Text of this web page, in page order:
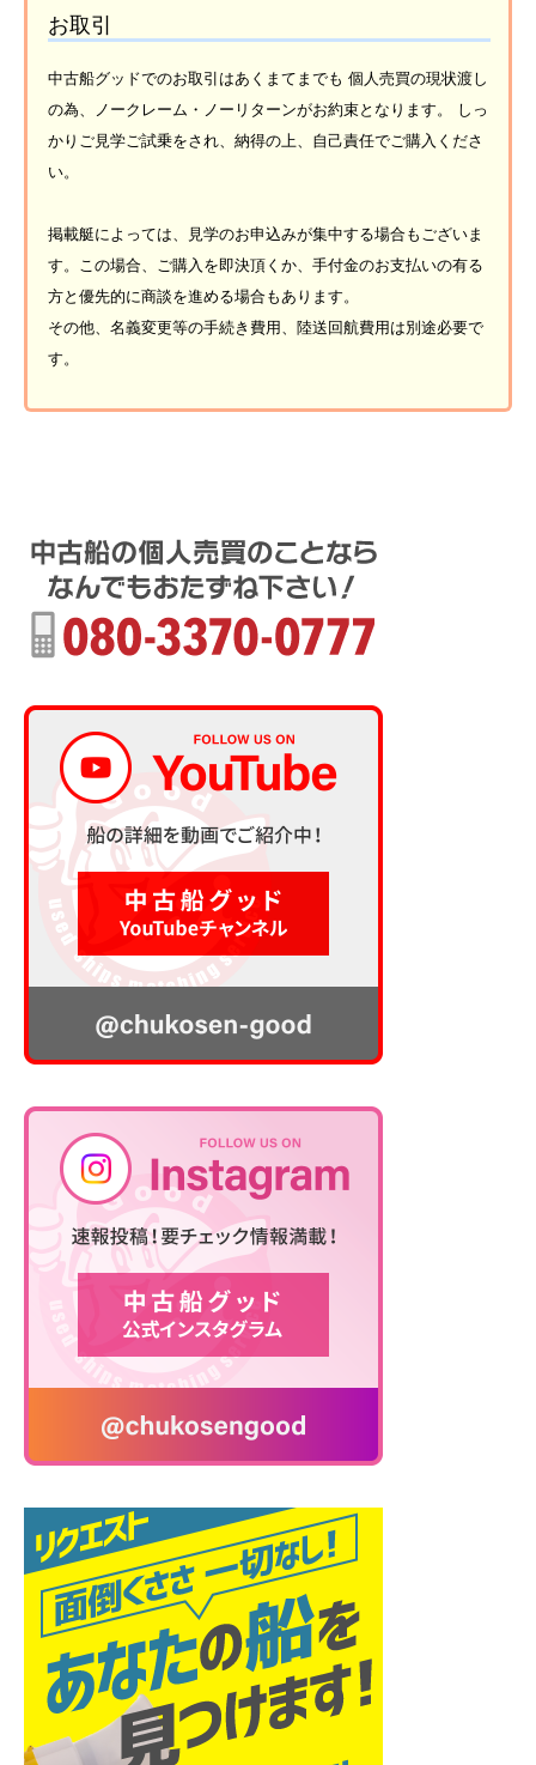
お取引
中古船グッドでのお取引はあくまてまでも 個人売買の現状渡し
の為、ノークレーム・ノーリターンがお約束となります。 しっ
かりご見学ご試乗をされ、納得の上、自己責任でご購入くださ
い。
掲載艇によっては、見学のお申込みが集中する場合もございま
す。この場合、ご購入を即決頂くか、手付金のお支払いの有る
方と優先的に商談を進める場合もあります。
その他、名義変更等の手続き費用、陸送回航費用は別途必要で
す。